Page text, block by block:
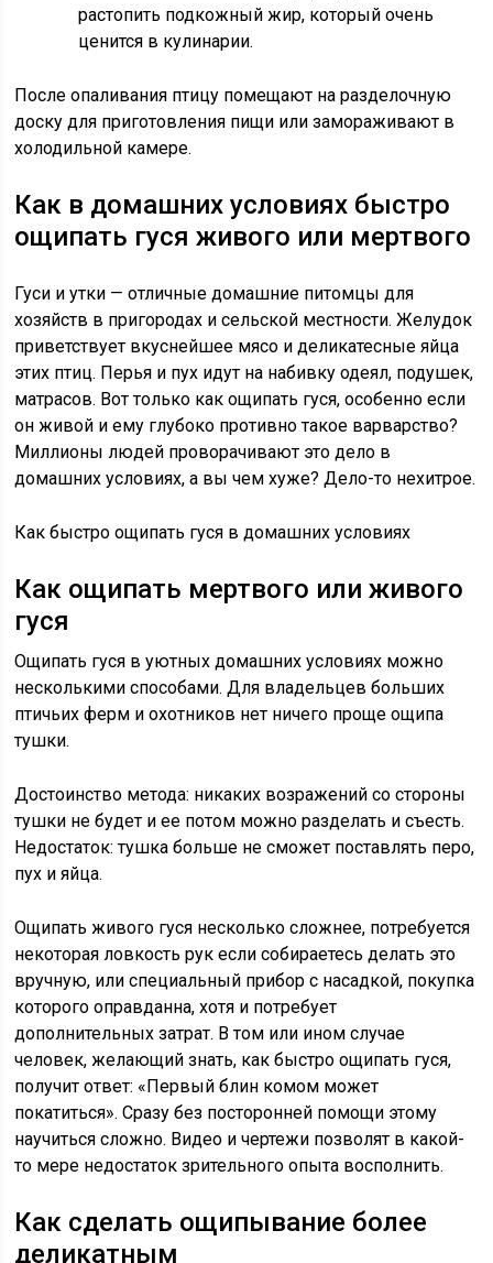
растопить подкожный жир, который очень
ценится в кулинарии.
После опаливания птицу помещают на разделочную
доску для приготовления пищи или замораживают в
холодильной камере.
Как в домашних условиях быстро
ощипать гуся живого или мертвого
Гуси и утки — отличные домашние питомцы для
хозяйств в пригородах и сельской местности. Желудок
приветствует вкуснейшее мясо и деликатесные яйца
этих птиц. Перья и пух идут на набивку одеял, подушек,
матрасов. Вот только как ощипать гуся, особенно если
он живой и ему глубоко противно такое варварство?
Миллионы людей проворачивают это дело в
домашних условиях, а вы чем хуже? Дело-то нехитрое.
Как быстро ощипать гуся в домашних условиях
Как ощипать мертвого или живого
гуся
Ощипать гуся в уютных домашних условиях можно
несколькими способами. Для владельцев больших
птичьих ферм и охотников нет ничего проще ощипа
тушки.
Достоинство метода: никаких возражений со стороны
тушки не будет и ее потом можно разделать и съесть.
Недостаток: тушка больше не сможет поставлять перо,
пух и яйца.
Ощипать живого гуся несколько сложнее, потребуется
некоторая ловкость рук если собираетесь делать это
вручную, или специальный прибор с насадкой, покупка
которого оправданна, хотя и потребует
дополнительных затрат. В том или ином случае
человек, желающий знать, как быстро ощипать гуся,
получит ответ: «Первый блин комом может
покатиться». Сразу без посторонней помощи этому
научиться сложно. Видео и чертежи позволят в какой-
то мере недостаток зрительного опыта восполнить.
Как сделать ощипывание более
деликатным